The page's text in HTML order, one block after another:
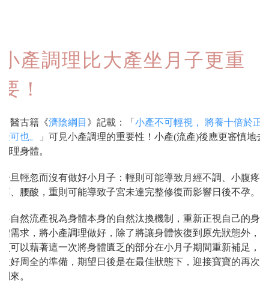
小產調理比大產坐月子更重
要！
中醫古籍《濟陰綱目 》記載：「小產不可輕視， 將養十倍於正
產可也。
」可見小產調理的重要性！小產(流產)後應更審慎地去
調理身體。
一旦輕忽而沒有做好小月子：輕則可能導致月經不調、小腹疼
痛、腰酸，重則可能導致子宮未達完整修復而影響日後不孕。
將自然流產視為身體本身的自然汰換機制，重新正視自己的身
體需求，將小產調理做好，除了將讓身體恢復到原先狀態外，
更可以藉著這一次將身體匱乏的部分在小月子期間重新補足，
做好周全的準備，期望日後是在最佳狀態下，迎接寶寶的再次
到來。